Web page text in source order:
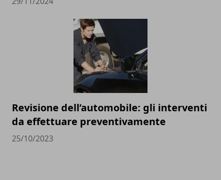
Revisione dell’automobile: gli interventi
da effettuare preventivamente
25/10/2023